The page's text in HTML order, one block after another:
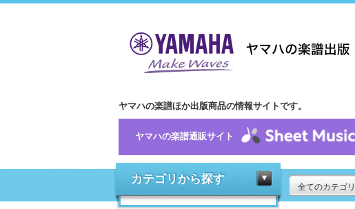
ヤマハの楽譜ほか出版商品の情報サイトです。
ヤマハの楽譜通販サイト
カテゴリから探す
全てのカテゴ